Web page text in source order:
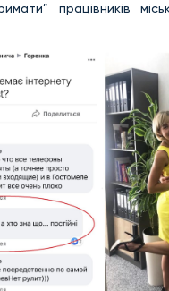
працівників